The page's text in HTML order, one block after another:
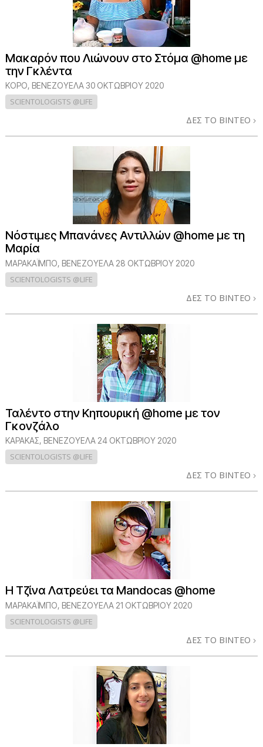
Μακαρόν που Λιώνουν στο Στόμα @home με
την Γκλέντα
ΚΟΡΟ, ΒΕΝΕΖΟΥΕΛΑ30 ΟΚΤΩΒΡΙΟΥ 2020
SCIENTOLOGISTS @LIFE
ΔΕΣ ΤΟ ΒΙΝΤΕΟ
Νόστιμες Μπανάνες Αντιλλών @home με τη
Μαρία
ΜΑΡΑΚΑΪΜΠΟ, ΒΕΝΕΖΟΥΕΛΑ 28 ΟΚΤΩΒΡΙΟΥ 2020
SCIENTOLOGISTS @LIFE
ΔΕΣ ΤΟ ΒΙΝΤΕΟ
Ταλέντο στην Κηπουρική @home με τον
Γκονζάλο
ΚΑΡΑΚΑΣ, ΒΕΝΕΖΟΥΕΛΑ 24 ΟΚΤΩΒΡΙΟΥ 2020
SCIENTOLOGISTS @LIFE
ΔΕΣ ΤΟ ΒΙΝΤΕΟ
Η Τζίνα Λατρεύει τα Mandocas @home
ΜΑΡΑΚΑΪΜΠΟ, ΒΕΝΕΖΟΥΕΛΑ 21 ΟΚΤΩΒΡΙΟΥ 2020
SCIENTOLOGISTS @LIFE
ΔΕΣ ΤΟ ΒΙΝΤΕΟ